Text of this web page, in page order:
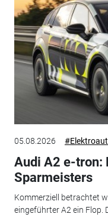
05.08.2026
Audi A2 e-tron:
Sparmeisters
Kommerziell betrachtet
eingeführter A2 ein Flop.